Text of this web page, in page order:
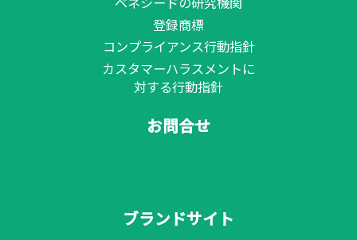
登録商標
コンプライアンス行動指針
カスタマーハラスメントに
対する行動指針
お問合せ
ブランドサイト